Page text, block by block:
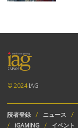
© 2024IAG
読者登録 ニュース
iGAMING
イベント